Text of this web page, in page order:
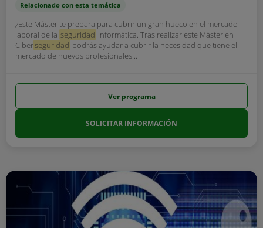
Relacionado con esta temática
¿Este Máster te prepara para cubrir un gran hueco en el mercado
laboral de la seguridad informática. Tras realizar este Máster en
Ciberseguridad podrás ayudar a cubrir la necesidad que tiene el
mercado de nuevos profesionales...
Ver programa
SOLICITAR INFORMACIÓN